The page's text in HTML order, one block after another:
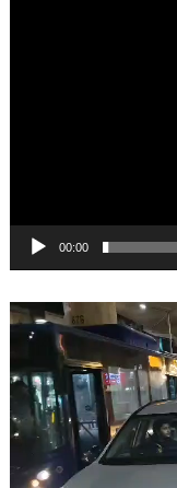
00:00
Video
Player